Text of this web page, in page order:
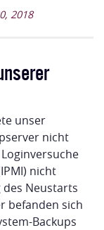
2018
unser
nicht
nicht
Neustarts
befanden sich
Backups